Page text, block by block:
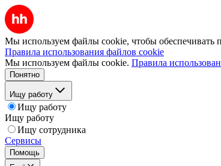
Мы используем файлы cookie, чтобы обеспечивать
Правила использования файлов cookie
Мы используем файлы cookie. Правила
Понятно
Ищу работу
Ищу работу
Ищу работу
Ищу сотрудника
Сервисы
Помощь